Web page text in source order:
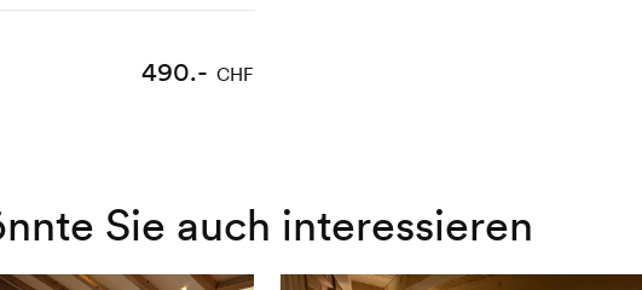
490.- CHF
Sie auch interessieren